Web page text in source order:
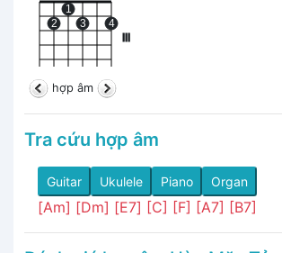
III
2
1
3
4
hợp âm
Tra cứu hợp âm
Guitar Ukulele Piano Organ
[Am] [Dm] [E7] [C] [F] [A7] [B7]